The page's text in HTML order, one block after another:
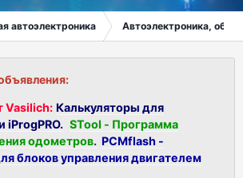
автоэлектроника Автоэлектроника,
Vasilich: Калькуляторы для
iProgPRO. STool - Программа
одометров. PCMflash -
блоков управления двигателем